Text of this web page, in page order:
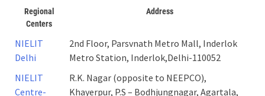
Regional
Centers
Address
NIELIT
Delhi
2nd Floor, Parsvnath Metro Mall, Inderlok
Metro Station, Inderlok,Delhi-110052
NIELIT
Centre-
R.K. Nagar (opposite to NEEPCO),
Khayerpur, P.S – Bodhjungnagar, Agartala,